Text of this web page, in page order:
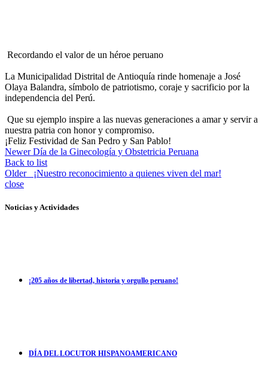
Recordando el valor de un héroe peruano
La Municipalidad Distrital de Antioquía rinde homenaje a José
Olaya Balandra, símbolo de patriotismo, coraje y sacrificio por la
independencia del Perú.
Que su ejemplo inspire a las nuevas generaciones a amar y servir a
nuestra patria con honor y compromiso.
¡Feliz Festividad de San Pedro y San Pablo!
Newer Día de la Ginecología y Obstetricia Peruana
Back to list
Older
¡Nuestro reconocimiento a quienes viven del mar!
close
Noticias y Actividades
¡205 años de libertad, historia y orgullo peruano!
DÍA DEL LOCUTOR HISPANOAMERICANO